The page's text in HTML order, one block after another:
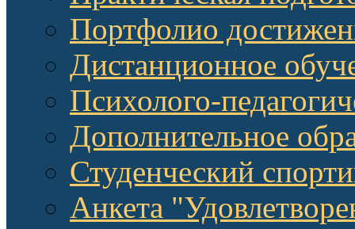
Портфолио
Дистанционное
Психолого-
Дополнительное
Студенческий
Анкета